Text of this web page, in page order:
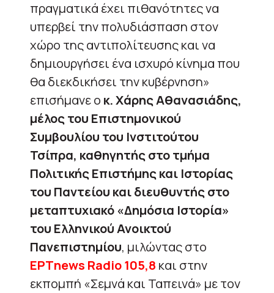
πραγματικά έχει πιθανότητες να
υπερβεί την πολυδιάσπαση στον
χώρο της αντιπολίτευσης και να
δημιουργήσει ένα ισχυρό κίνημα που
θα διεκδικήσει την κυβέρνηση»
επισήμανε ο κ. Χάρης Αθανασιάδης,
μέλος του Επιστημονικού
Συμβουλίου του Ινστιτούτου
Τσίπρα, καθηγητής στο τμήμα
Πολιτικής Επιστήμης και Ιστορίας
του Παντείου και διευθυντής στο
μεταπτυχιακό «Δημόσια Ιστορία»
του Ελληνικού Ανοικτού
Πανεπιστημίου, μιλώντας στο
ΕΡΤnews Radio 105,8 και στην
εκπομπή «Σεμνά και Ταπεινά» με τον